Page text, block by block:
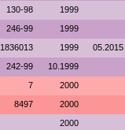
130-98 1999
246-99 1999
1836013 1999 05.2015
242-99 10.1999
7 2000
8497 2000
2000